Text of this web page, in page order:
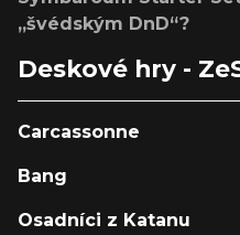
„švédským DnD“?
Deskové hry -
Carcassonne
Bang
Osadníci z Katanu